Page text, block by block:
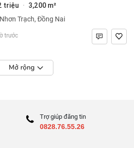
triệu · 3,200 m²
Trạch, Đồng Nai
trước
Mở rộng
Trợ giúp đăng tin
0828.76.55.26